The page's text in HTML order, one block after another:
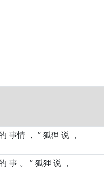
的 事情 ， ” 狐狸 说 ，
的 事 。 ” 狐狸 说 ，